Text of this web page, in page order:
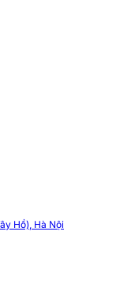
lòng liên hệ với
Kính, Cầu
Hồ), Hà Nội